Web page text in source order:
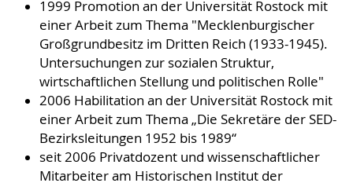
1999 Promotion an der Universität Rostock mit
einer Arbeit zum Thema "Mecklenburgischer
Großgrundbesitz im Dritten Reich (1933-1945).
Untersuchungen zur sozialen Struktur,
wirtschaftlichen Stellung und politischen Rolle"
2006 Habilitation an der Universität Rostock mit
einer Arbeit zum Thema „Die Sekretäre der SED-
Bezirksleitungen 1952 bis 1989“
seit 2006 Privatdozent und wissenschaftlicher
Mitarbeiter am Historischen Institut der